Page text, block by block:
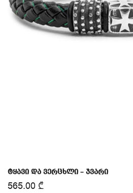
ტყავი და ვერცხლი – ჯვარი
565.00 ₾